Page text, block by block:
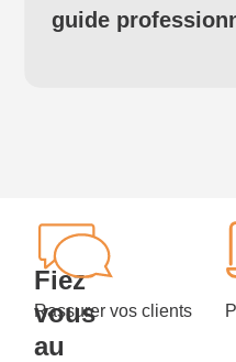
guide
Fiez
vous
au
Rassurer vos clients